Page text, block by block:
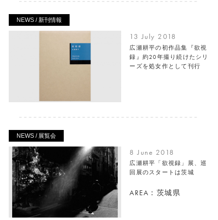
NEWS / 新刊情報
13 July 2018
広瀬耕平の初作品集『欲視
録』約20年撮り続けたシリ
ーズを処女作として刊行
NEWS / 展覧会
8 June 2018
広瀬耕平「欲視録」展、巡
回展のスタートは茨城
AREA：茨城県